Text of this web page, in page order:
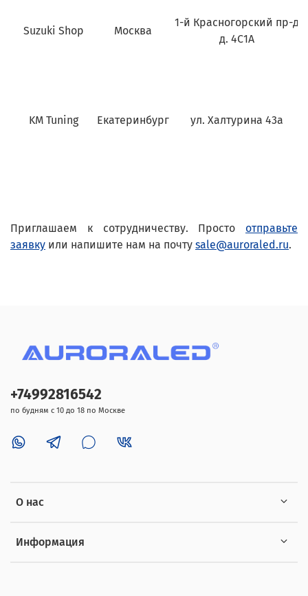
Suzuki Shop Москва
1-й Красногорский пр-д
д. 4С1А
KM Tuning Екатеринбург ул. Халтурина 43а
Приглашаем к сотрудничеству. Просто отправьте
заявку или напишите нам на почту sale@auroraled.ru.
О нас
Информация
+74992816542
по будням с 10 до 18 по Москве